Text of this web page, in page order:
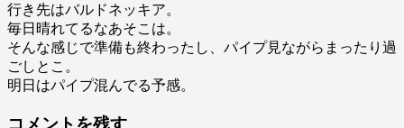
行き先はバルドネッキア。
毎日晴れてるなあそこは。
そんな感じで準備も終わったし、パイプ見ながらまったり過
ごしとこ。
明日はパイプ混んでる予感。
コメントを残す